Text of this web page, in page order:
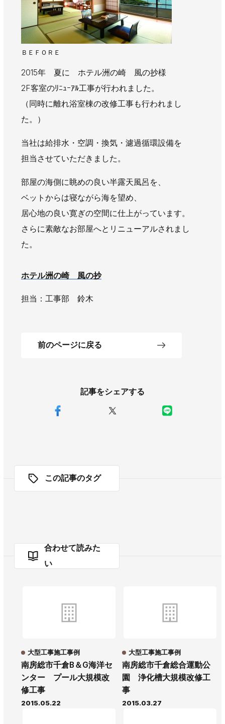
記事をシェアする
ＢＥＦＯＲＥ
2015年 夏に ホテル洲の崎 風の抄様
2F客室のﾘﾆｭｰｱﾙ工事が行われました。
（同時に離れ浴室棟の改修工事も行われまし
た。）
当社は給排水・空調・換気・濾過循環設備を
担当させていただきました。
部屋の海側に眺めの良い半露天風呂を、
ベットからは寝ながら海を望め、
居心地の良い寛ぎの空間に仕上がっています。
さらに素敵なお部屋へとリニューアルされまし
た。
ホテル洲の崎 風の抄
担当：工事部 鈴木
前のページに戻る
この記事のタグ
合わせて読みた
い
南房総市千倉B＆G海洋セ
ンター プール大規模改
修工事
大型工事施工事例
2015.05.22
南房総市千倉総合運動公
園 浄化槽大規模改修工
事
大型工事施工事例
2015.03.27